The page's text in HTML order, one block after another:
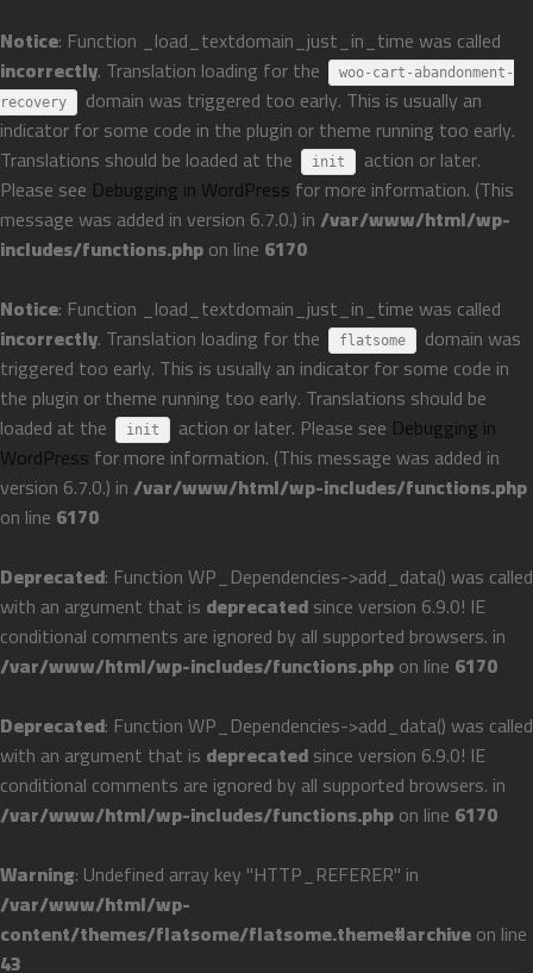
Notice: Function _load_textdomain_just_in_time was called
incorrectly. Translation loading for the
woo-cart-abandonment-
recovery
domain was triggered too early. This is usually an
indicator for some code in the plugin or theme running too early.
Translations should be loaded at the
init
action or later.
Please see Debugging in WordPress for more information. (This
message was added in version 6.7.0.) in/var/www/html/wp-
includes/functions.phpon line 6170
Notice: Function _load_textdomain_just_in_time was called
incorrectly. Translation loading for the flatsome
domain was
triggered too early. This is usually an indicator for some code in
the plugin or theme running too early. Translations should be
loaded at the
init action or later. Please see Debugging in
WordPress for more information. (This message was added in
version 6.7.0.) in/var/www/html/wp-includes/functions.php
on line 6170
Deprecated: Function WP_Dependencies->add_data() was called
with an argument that is deprecatedsince version 6.9.0! IE
conditional comments are ignored by all supported browsers. in
/var/www/html/wp-includes/functions.phpon line 6170
Deprecated: Function WP_Dependencies->add_data() was called
with an argument that is deprecatedsince version 6.9.0! IE
conditional comments are ignored by all supported browsers. in
/var/www/html/wp-includes/functions.phpon line 6170
Warning: Undefined array key "HTTP_REFERER" in
/var/www/html/wp-
content/themes/flatsome/flatsome.theme#archiveon line
43